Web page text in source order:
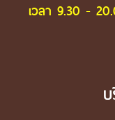
เวลา 9.30 -